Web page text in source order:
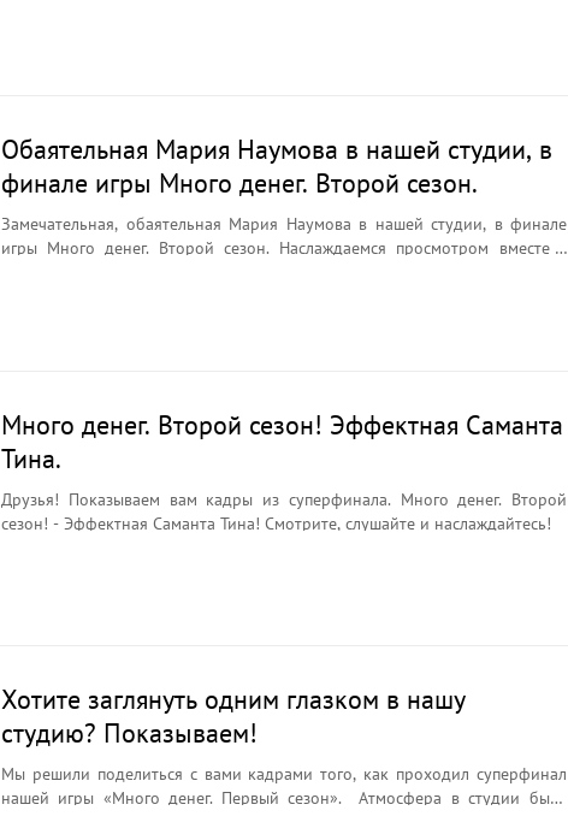
Обаятельная Мария Наумова в нашей студии, в
финале игры Много денег. Второй сезон.
Замечательная, обаятельная Мария Наумова в нашей студии, в финале
игры Много денег. Второй сезон. Наслаждаемся просмотром вместе с
Много денег. Второй сезон! Эффектная Саманта
Тина.
Друзья! Показываем вам кадры из суперфинала. Много денег. Второй
сезон! - Эффектная Саманта Тина! Смотрите, слушайте и наслаждайтесь!
Хотите заглянуть одним глазком в нашу
студию? Показываем!
Мы решили поделиться с вами кадрами того, как проходил суперфинал
нашей игры «Много денег. Первый сезон». Атмосфера в студии была
Киноафиша